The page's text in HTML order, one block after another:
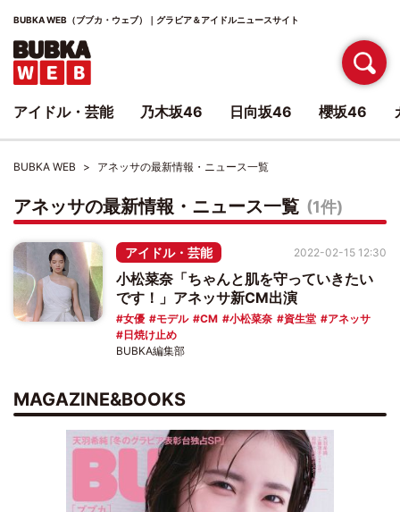
BUBKA WEB（ブブカ・ウェブ）｜グラビア＆アイドルニュースサイト
BUBKA WEB アネッサの最新情報・ニュース一覧
アネッサの最新情報・ニュース一覧 (1件)
アイドル・芸能
小松菜奈「ちゃんと肌を守っていきたい
です！」アネッサ新CM出演
女優 モデル CM 小松菜奈 資生堂
アネッサ
日焼け止め
2022-02-15 12:30
BUBKA編集部
MAGAZINE&BOOKS
アイドル・芸能 乃木坂46 日向坂46 櫻坂46